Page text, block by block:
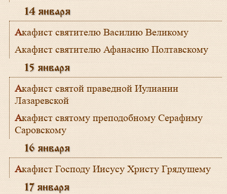
14 января
Акафист святителю Василию Великому
Акафист святителю Афанасию Полтавскому
15 января
Акафист святой праведной Иулиании
Лазаревской
Акафист святому преподобному Серафиму
Саровскому
16 января
Акафист Господу Иисусу Христу Грядущему
17 января